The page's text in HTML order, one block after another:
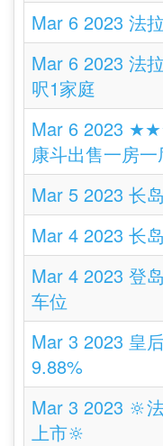
Mar 6 2023 法
Mar 6 2023 法
呎1家庭
Mar 6 2023
康斗出售一房
Mar 5 2023 长
Mar 4 2023 长
Mar 4 2023 登
车位
Mar 3 2023 皇
9.88%
Mar 3 2023 🔆
上市🔆